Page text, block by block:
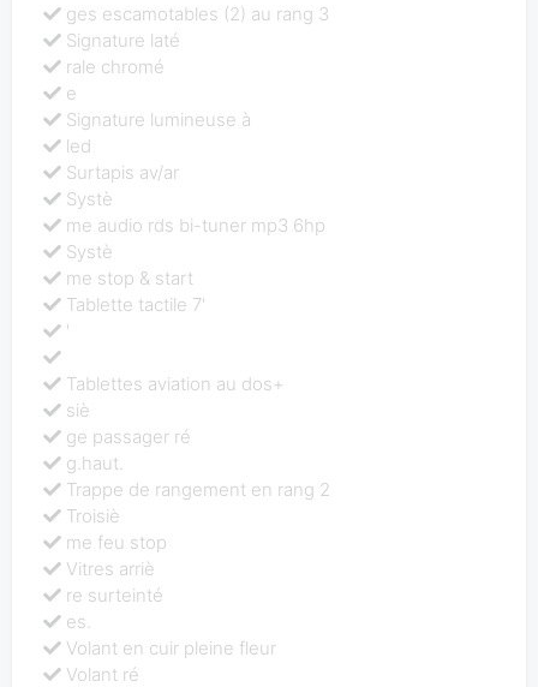
ges escamotables (2) au rang 3
Signature laté
rale chromé
e
Signature lumineuse à
led
Surtapis av/ar
Systè
me audio rds bi-tuner mp3 6hp
Systè
me stop & start
Tablette tactile 7'
'
Tablettes aviation au dos+
siè
ge passager ré
g.haut.
Trappe de rangement en rang 2
Troisiè
me feu stop
Vitres arriè
re surteinté
es.
Volant en cuir pleine fleur
Volant ré